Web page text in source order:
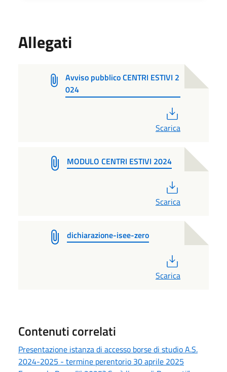
Allegati
Avviso pubblico CENTRI ESTIVI 2
024
Scarica
MODULO CENTRI ESTIVI 2024
Scarica
dichiarazione-isee-zero
Scarica
Contenuti correlati
Presentazione istanza di accesso borse di studio A.S.
2024-2025 - termine perentorio 30 aprile 2025